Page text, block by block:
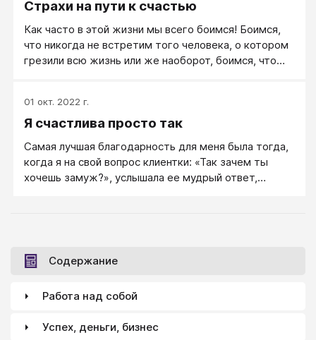
найдете средства, которые помогут разработать и
исполнить ваш собственный проект.
Страхи на пути к счастью
Как часто в этой жизни мы всего боимся! Боимся,
что никогда не встретим того человека, о котором
грезили всю жизнь или же наоборот, боимся, что
01 окт. 2022 г.
Я счастлива просто так
Самая лучшая благодарность для меня была тогда,
когда я на свой вопрос клиентки: «Так зачем ты
хочешь замуж?», услышала ее мудрый ответ,
Содержание
Работа над собой
Успех, деньги, бизнес